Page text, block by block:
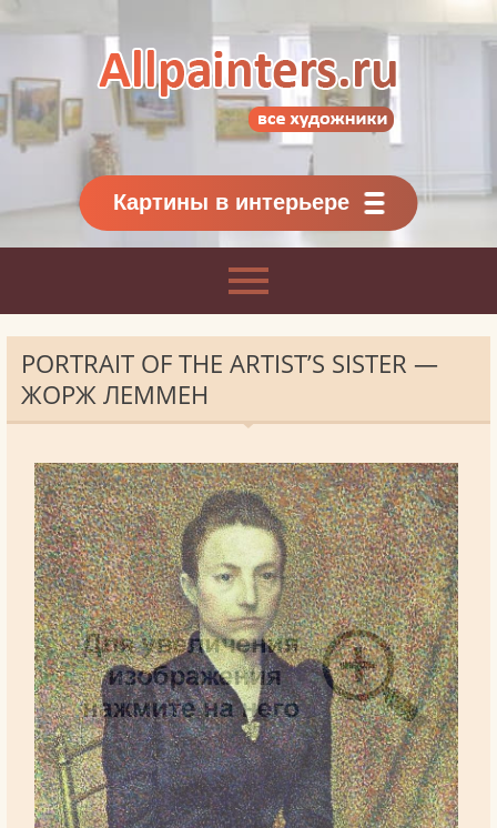
Картины классиков
и современников
Картины в интерьере
PORTRAIT OF THE ARTIST’S SISTER —
ЖОРЖ ЛЕММЕН